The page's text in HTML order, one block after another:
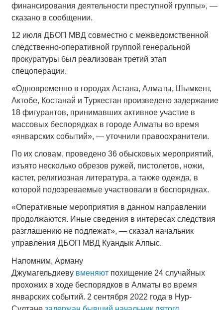
финансирования деятельности преступной группы», —
сказано в сообщении.
12 июля ДБОП МВД совместно с межведомственной
следственно-оперативной группой генеральной
прокуратуры был реализован третий этап
спецоперации.
«Одновременно в городах Астана, Алматы, Шымкент,
Актобе, Костанай и Туркестан произведено задержание
18 фигурантов, принимавших активное участие в
массовых беспорядках в городе Алматы во время
«январских событий», — уточнили правоохранители.
По их словам, проведено 36 обысковых мероприятий,
изъято несколько обрезов ружей, пистолетов, ножи,
кастет, религиозная литература, а также одежда, в
которой подозреваемые участвовали в беспорядках.
«Оперативные мероприятия в данном направлении
продолжаются. Иные сведения в интересах следствия
разглашению не подлежат», — сказал начальник
управления ДБОП МВД Куандык Алпыс.
Напомним, Арману
Джумагельдиеву вменяютпохищение 24 случайных
прохожих в ходе беспорядков в Алматы во время
январских событий. 2 сентября 2022 года в Нур-